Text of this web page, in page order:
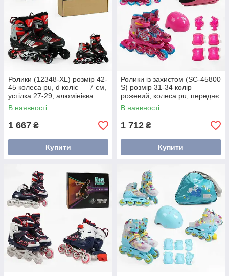
Ролики (12348-XL) розмір 42-
45 колеса pu, d коліс — 7 см,
устілка 27-29, алюмінієва
рама, підшипник abec-7, у
коробці
В наявності
1 667 ₴
Купити
Ролики із захистом (SC-45800
S) розмір 31-34 колір
рожевий, колеса pu, переднє
колесо світло, устілка 17-20
см, d коліс — 6 см,
В наявності
1 712 ₴
Купити